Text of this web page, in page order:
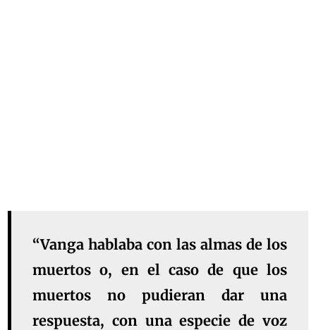
“Vanga hablaba con las almas de los
muertos o, en el caso de que los
muertos no pudieran dar una
respuesta, con una especie de voz